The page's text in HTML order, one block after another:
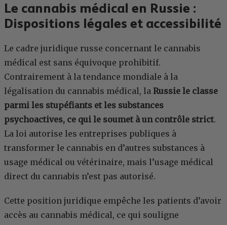
Le cannabis médical en Russie :
Dispositions légales et accessibilité
Le cadre juridique russe concernant le cannabis
médical est sans équivoque prohibitif.
Contrairement à la tendance mondiale à la
légalisation du cannabis médical, la Russie le classe
parmi les stupéfiants et les substances
psychoactives, ce qui le soumet à un contrôle strict.
La loi autorise les entreprises publiques à
transformer le cannabis en d’autres substances à
usage médical ou vétérinaire, mais l’usage médical
direct du cannabis n’est pas autorisé.
Cette position juridique empêche les patients d’avoir
accès au cannabis médical, ce qui souligne